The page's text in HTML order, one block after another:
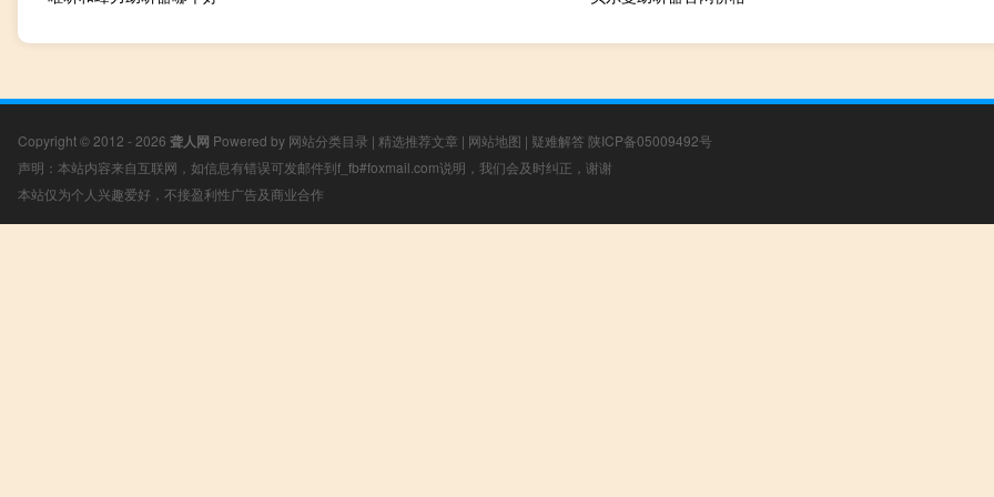
Copyright © 2012 - 2026 聋人网 Powered by 网站分类目录 | 精选推荐文章 | 网站地图 | 疑难解答 陕ICP备05009492号
声明：本站内容来自互联网，如信息有错误可发邮件到f_fb#foxmail.com说明，我们会及时纠正，谢谢
本站仅为个人兴趣爱好，不接盈利性广告及商业合作